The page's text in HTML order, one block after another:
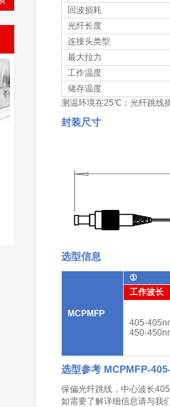
回波损耗
光纤长度
连接头类型
最大拉力
工作温度
储存温度
测温环境在25℃；光纤跳线
封装尺寸
选型信息
MCPMFP
①
工作波长
405-
450-
选型参考 MCPMFP-
保偏光纤跳线，中心波长
如需要了解详细信息请与我